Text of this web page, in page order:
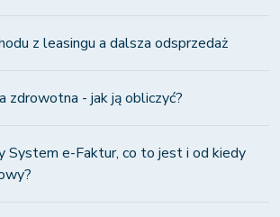
z leasingu a dalsza odsprzedaż
zdrowotna - jak ją obliczyć?
System e-Faktur, co to jest i od kiedy